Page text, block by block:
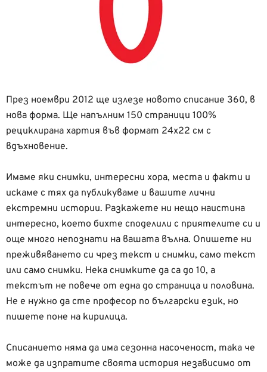
През ноември 2012 ще излезе новото списание 360, в
нова форма. Ще напълним 150 страници 100%
рециклирана хартия във формат 24х22 см с
вдъхновение.
Имаме яки снимки, интересни хора, места и факти и
искаме с тях да публикуваме и вашите лични
екстремни истории. Разкажете ни нещо наистина
интересно, което бихте споделили с приятелите си и
още много непознати на вашата вълна. Опишете ни
преживяването си чрез текст и снимки, само текст
или само снимки. Нека снимките да са до 10, а
текстът не повече от една до страница и половина.
Не е нужно да сте професор по български език, но
пишете поне на кирилица.
Списанието няма да има сезонна насоченост, така че
може да изпратите своята история независимо от